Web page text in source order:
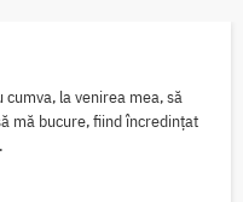
cumva, la venirea mea, să
mă bucure, fiind încredințat